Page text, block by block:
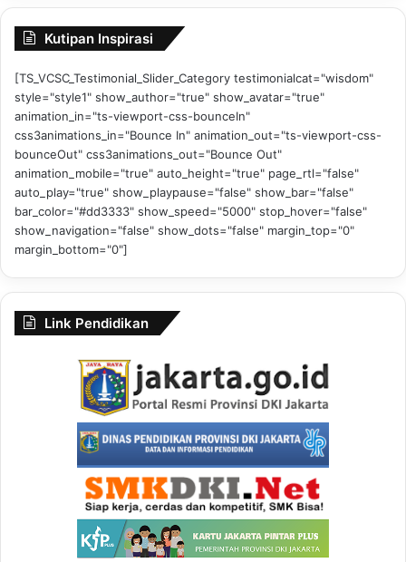
Kutipan Inspirasi
[TS_VCSC_Testimonial_Slider_Category testimonialcat="wisdom"
style="style1" show_author="true" show_avatar="true"
animation_in="ts-viewport-css-bounceIn"
css3animations_in="Bounce In" animation_out="ts-viewport-css-
bounceOut" css3animations_out="Bounce Out"
animation_mobile="true" auto_height="true" page_rtl="false"
auto_play="true" show_playpause="false" show_bar="false"
bar_color="#dd3333" show_speed="5000" stop_hover="false"
show_navigation="false" show_dots="false" margin_top="0"
margin_bottom="0"]
Link Pendidikan